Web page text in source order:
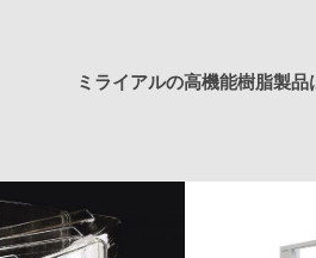
ミライアルの高機能樹脂製